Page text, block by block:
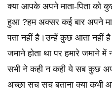
क्या आपके अपने माता-पिता को
हुआ ?हम अक्सर कई बार अपने
पता नहीं है।उन्हें कुछ आता
जमाने होता था पर हमारे जमाने में
सभी ने कही न कही ये सब कुछ अपने
अच्छा सच सच बताना क्या कभी